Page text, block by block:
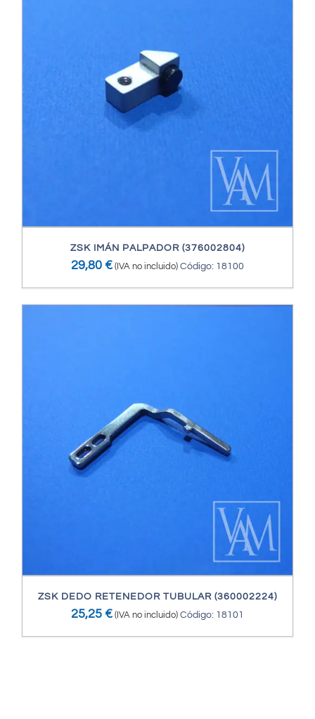
ZSK IMÁN PALPADOR (376002804)
29,80 € (IVA no incluido) Código: 18100
ZSK DEDO RETENEDOR TUBULAR (360002224)
25,25 € (IVA no incluido) Código: 18101